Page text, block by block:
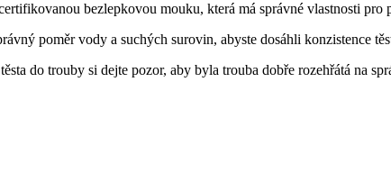
bezlepkovou mouku, která má správné vlastnosti pro
⁢poměr ​vody a suchých surovin,⁤ abyste dosáhli konzistence
do ⁤trouby si dejte ‍pozor, aby byla ⁤trouba dobře ⁤rozehřátá na